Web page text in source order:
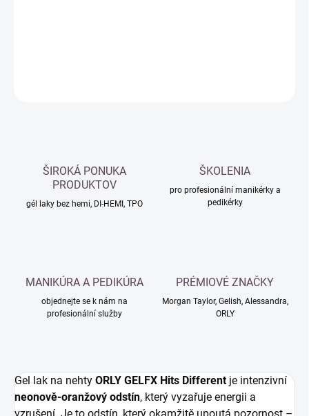
ŠIROKÁ PONUKA
PRODUKTOV
gél laky bez hemi, DI-HEMI, TPO
ŠKOLENIA
pro profesionální manikérky a
pedikérky
MANIKÚRA A PEDIKÚRA
objednejte se k nám na
profesionální služby
PRÉMIOVÉ ZNAČKY
Morgan Taylor, Gelish, Alessandra,
ORLY
Gel lak na nehty ORLY GELFX Hits Differentje intenzivní
neonově-oranžový odstín, který vyzařuje energii a